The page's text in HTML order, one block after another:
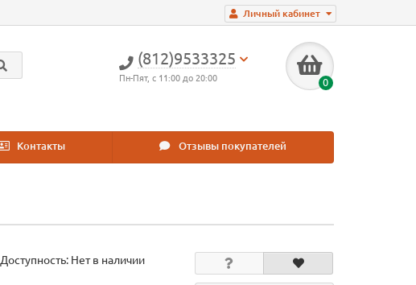
Личный кабинет
(812)9533325
Пн-Пят, с 11:00 до 20:00 0
Контакты Отзывы покупателей
Доступность: Нет в наличии